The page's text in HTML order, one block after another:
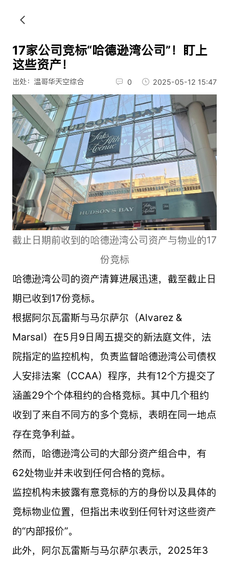
17家公司竞标“哈德逊湾公司”！盯上
这些资产！
出处：温哥华天空综合 0 2025-05-12 15:47
截止日期前收到的哈德逊湾公司资产与物业的17
份竞标
哈德逊湾公司的资产清算进展迅速，截至截止日
期已收到17份竞标。
根据阿尔瓦雷斯与马尔萨尔（Alvarez &
Marsal）在5月9日周五提交的新法庭文件，法
院指定的监控机构，负责监督哈德逊湾公司债权
人安排法案（CCAA）程序，共有12个方提交了
涵盖29个个体租约的合格竞标。其中几个租约
收到了来自不同方的多个竞标，表明在同一地点
存在竞争利益。
然而，哈德逊湾公司的大部分资产组合中，有
62处物业并未收到任何合格的竞标。
监控机构未披露有意竞标的方的身份以及具体的
竞标物业位置，但指出未收到任何针对这些资产
的“内部报价”。
此外，阿尔瓦雷斯与马尔萨尔表示，2025年3